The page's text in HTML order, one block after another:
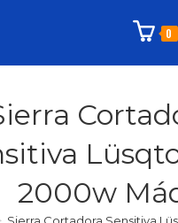
0
2000w